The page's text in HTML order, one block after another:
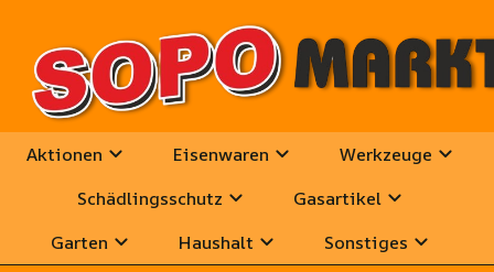
Aktionen Eisenwaren
Werkzeuge
Schädlingsschutz
Gasartikel
Garten
Haushalt
Sonstiges